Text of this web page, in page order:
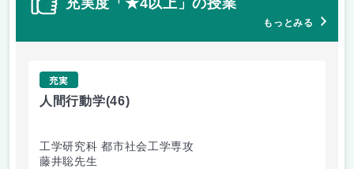
もっとみる
充実
人間行動学(46)
工学研究科 都市社会工学専攻
藤井聡先生